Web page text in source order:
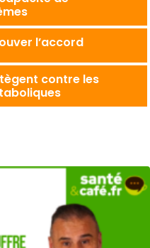
l’accord
contre les